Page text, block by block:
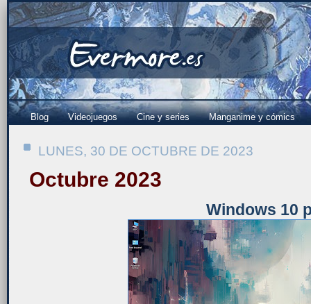
Blog Videojuegos Cine y series Manganime y cómics
LUNES, 30 DE OCTUBRE DE 2023
Octubre 2023
Windows 10